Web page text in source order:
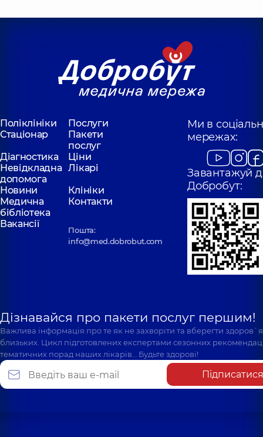
Поліклініки
Послуги
Стаціонар
Пакети
послуг
Діагностика
Ціни
Невідкладна
допомога
Лікарі
Новини
Клініки
Медична
бібліотека
Контакти
Вакансії
Пошта:
info@med.dobrobut.com
Ми в
мережах:
Завантажуй
Добробут:
Дізнавайся про пакети послуг першим!
Важлива інформація про те як не захворіти та вберегти
близьких. Цикл підготовлених експертами сезонних
тематичних порад наших лікарів… Будьте здорові!
Підписатися